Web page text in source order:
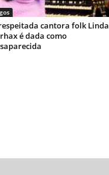
cantora folk Linda
é dada como